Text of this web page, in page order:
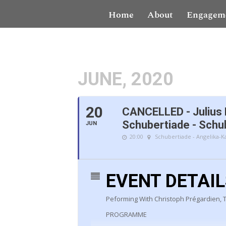
Home About
JUNE, 2020
20
JUN
CANCELLED -
Schubertiade -
20:00 Schubertiade - Angelika-
EVENT
Peforming With Christoph Prégardien,
PROGRAMME